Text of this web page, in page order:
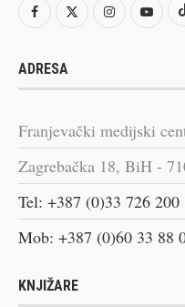
ADRESA
Franjevački medijski
Zagrebačka 18, BiH -
Tel: +387 (0)33 726 200
Mob: +387 (0)60 33 88
KNJIŽARE